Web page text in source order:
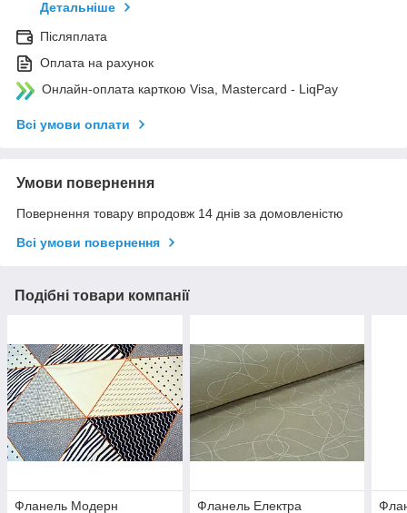
Детальніше
Післяплата
Оплата на рахунок
Онлайн-оплата карткою Visa, Mastercard - LiqPay
Всі умови оплати
Умови повернення
Повернення товару впродовж 14 днів за домовленістю
Всі умови повернення
Подібні товари компанії
Фланель Модерн Фланель Електра